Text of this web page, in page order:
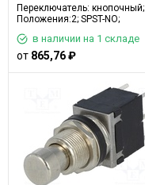
Переключатель: кнопочный;
Положения:2; SPST-NO;
в наличии на 1 складе
от 865,76 ₽